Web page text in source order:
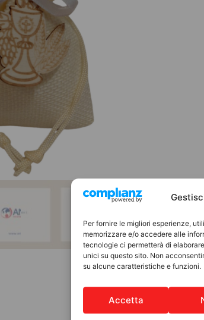
Per fornire le migliori esperienze,
memorizzare e/o accedere alle
tecnologie ci permetterà di
unici su questo sito. Non
su alcune caratteristiche e funzioni.
Accetta